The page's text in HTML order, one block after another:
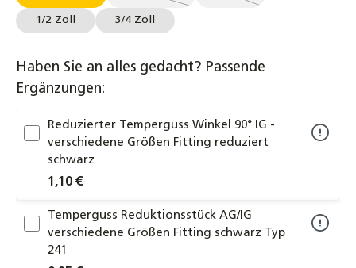
(Diese Option ist zurzeit nicht verfügbar.)
(Diese Option ist zurzeit
1/2 Zoll 3/4 Zoll
Haben Sie an alles gedacht? Passende
Ergänzungen:
Reduzierter Temperguss Winkel 90° IG -
verschiedene Größen Fitting reduziert
schwarz
1,10 €
Temperguss Reduktionsstück AG/IG
verschiedene Größen Fitting schwarz Typ
241